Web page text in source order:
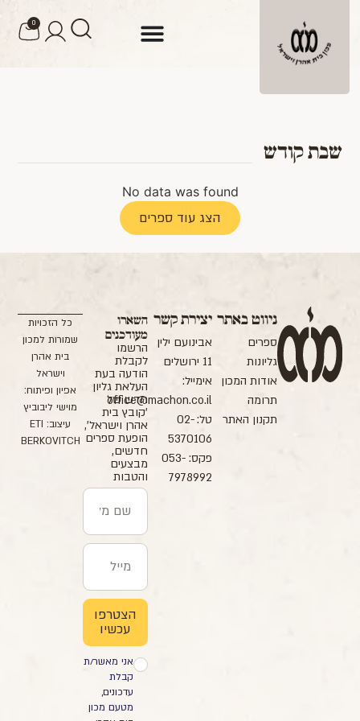
0
שבת קודש
No data was found
הצג עוד ספרים
ניווט באתר
ספרים
גליונות
אודות המכון
תרומה
תקנון האתר
יצירת קשר
אבינועם ילין
11 ירושלים
אימייל:
office@machon.co.il
טל: 02-
5370106
פקס: 053-
7978992
השארו
מעודכנים
הרשמו
לקבלת
הודעה בעת
העלאת גליון
חדש של
'קובץ בית
אהרן וישראל',
הופעת ספרים
חדשים,
מבצעים
והטבות
אני מאשר/ת
קבלת
עדכונים,
מטעם מכון
הצטרפו
עכשיו
כל הזכויות
שמורות למכון
בית אהרן
וישראל
אפיון ופיתוח:
מוישי ליבוביץ
עיצוב: ETI
BERKOVITCH